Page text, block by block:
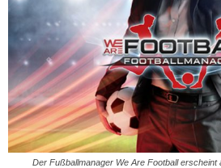
Der Fußballmanager We Are Football